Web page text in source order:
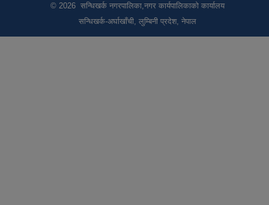
© 2026 सन्धिखर्क नगरपालिका,नगर कार्यपालिकाको कार्यालय
सन्धिखर्क-अर्घाखाँची, लुम्बिनी प्रदेश, नेपाल